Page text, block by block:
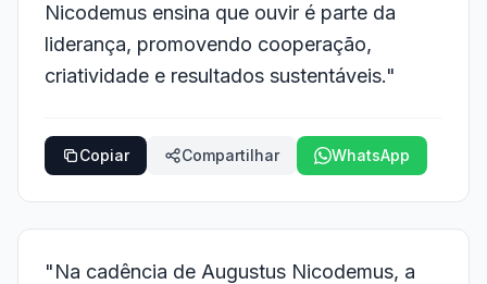
Nicodemus ensina que ouvir é parte da
liderança, promovendo cooperação,
criatividade e resultados sustentáveis."
Copiar Compartilhar WhatsApp
"Na cadência de Augustus Nicodemus, a